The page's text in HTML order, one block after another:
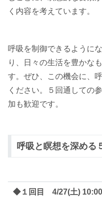
く内容を考えています。
呼吸を制御できるように
り、日々の生活を豊かな
す。ぜひ、この機会に、
ください。５回通しての
加も歓迎です。
呼吸と瞑想を深める
◆１回目 4/27(土)